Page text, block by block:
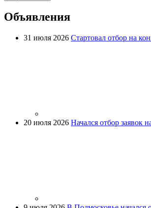
Объявления
31 июля 2026 Стартовал отбор на
20 июля 2026 Начался отбор заявок